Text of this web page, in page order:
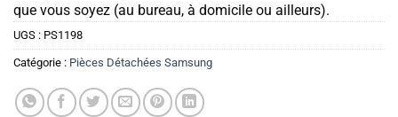
que vous soyez (au bureau, à domicile ou ailleurs).
UGS : PS1198
Catégorie : Pièces Détachées Samsung